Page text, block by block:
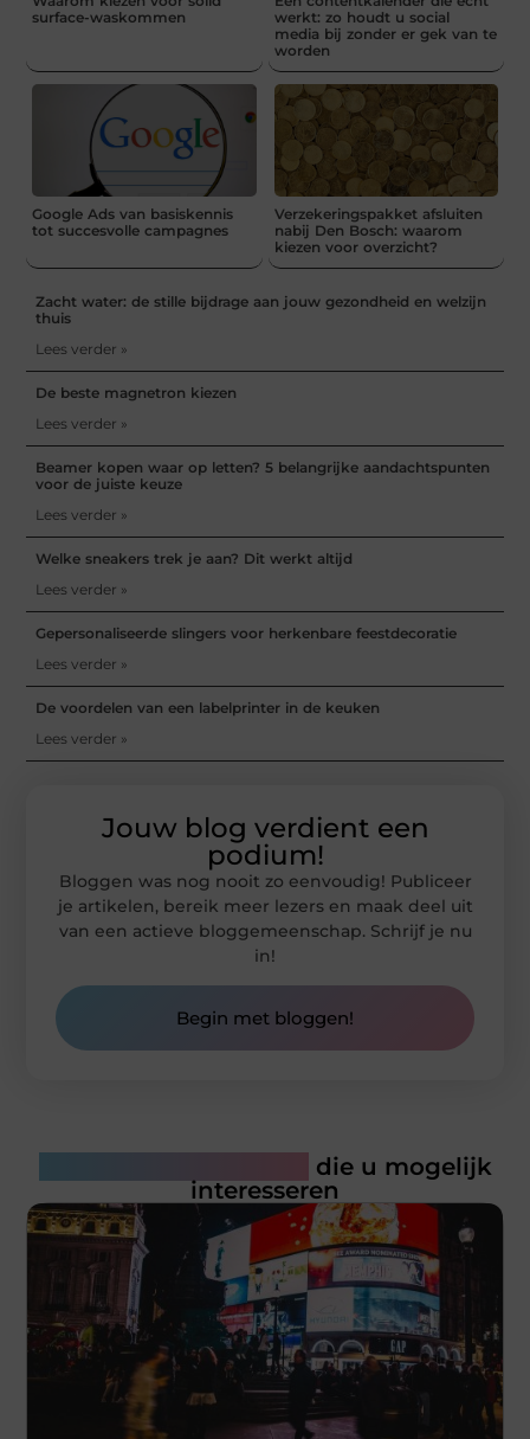
surface-waskommen
werkt: zo houdt u social
media bij zonder er gek van te
worden
Google Ads van basiskennis
tot succesvolle campagnes
Verzekeringspakket afsluiten
nabij Den Bosch: waarom
kiezen voor overzicht?
Zacht water: de stille bijdrage aan jouw gezondheid en welzijn
thuis
Lees verder »
De beste magnetron kiezen
Lees verder »
Beamer kopen waar op letten? 5 belangrijke aandachtspunten
voor de juiste keuze
Lees verder »
Welke sneakers trek je aan? Dit werkt altijd
Lees verder »
Gepersonaliseerde slingers voor herkenbare feestdecoratie
Lees verder »
De voordelen van een labelprinter in de keuken
Lees verder »
Jouw blog verdient een
podium!
Bloggen was nog nooit zo eenvoudig! Publiceer
je artikelen, bereik meer lezers en maak deel uit
van een actieve bloggemeenschap. Schrijf je nu
in!
Begin met bloggen!
die u mogelijk
interesseren